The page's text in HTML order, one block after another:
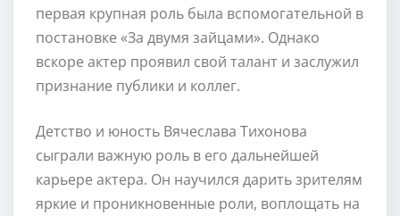
первая крупная роль была вспомогательной в
постановке «За двумя зайцами». Однако
вскоре актер проявил свой талант и заслужил
признание публики и коллег.
Детство и юность Вячеслава Тихонова
сыграли важную роль в его дальнейшей
карьере актера. Он научился дарить зрителям
яркие и проникновенные роли, воплощать на